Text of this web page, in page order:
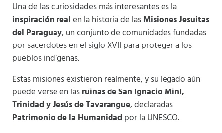
Una de las curiosidades más interesantes es la
inspiración realen la historia de lasMisiones Jesuitas
del Paraguay, un conjunto de comunidades fundadas
por sacerdotes en el siglo XVII para proteger a los
pueblos indígenas.
Estas misiones existieron realmente, y su legado aún
puede verse en lasruinas de San Ignacio Miní,
Trinidad y Jesús de Tavarangue, declaradas
Patrimonio de la Humanidadpor la UNESCO.